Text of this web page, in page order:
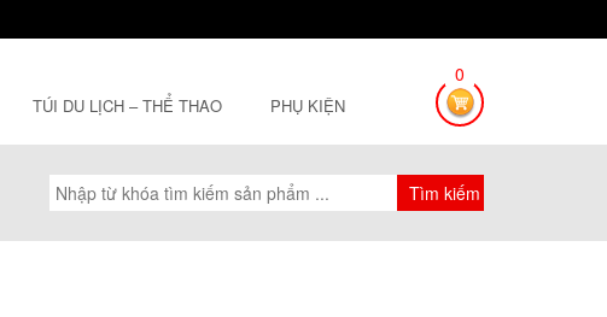
TÚI DU LỊCH – THỂ THAO PHỤ KIỆN
0